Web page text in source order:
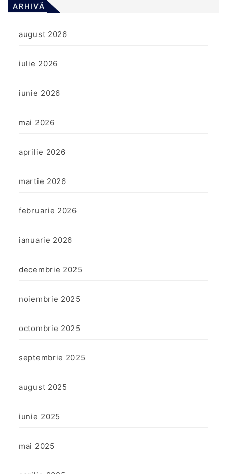
ARHIVĂ
august 2026
iulie 2026
iunie 2026
mai 2026
aprilie 2026
martie 2026
februarie 2026
ianuarie 2026
decembrie 2025
noiembrie 2025
octombrie 2025
septembrie 2025
august 2025
iunie 2025
mai 2025